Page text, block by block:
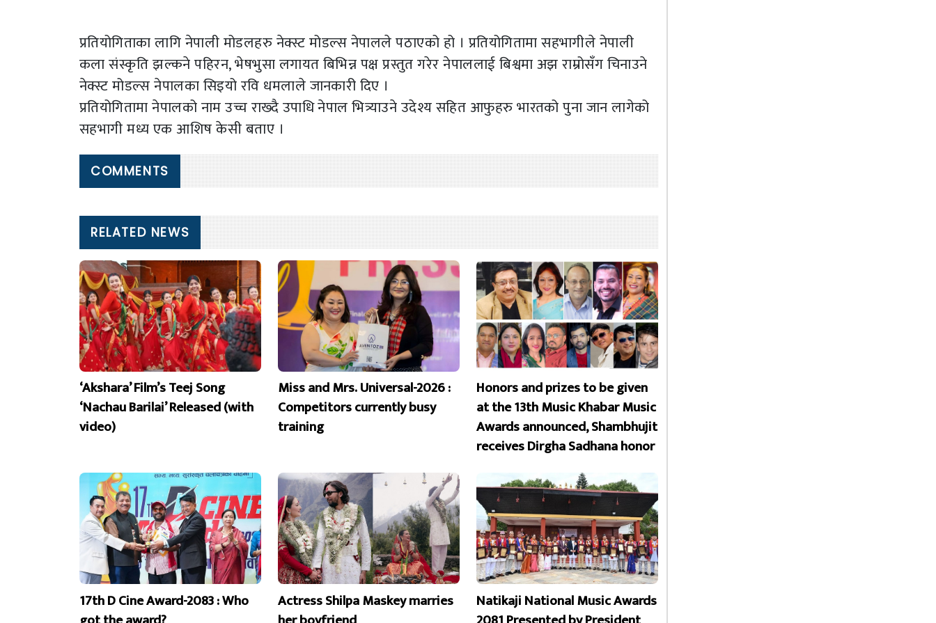
प्रतियोगिताका लागि नेपाली मोडलहरु नेक्स्ट मोडल्स नेपालले पठाएको हो । प्रतियोगितामा सहभागीले नेपाली
कला संस्कृति झल्कने पहिरन, भेषभुसा लगायत बिभिन्न पक्ष प्रस्तुत गरेर नेपाललाई बिश्वमा अझ राम्रोसँग चिनाउने
नेक्स्ट मोडल्स नेपालका सिइयो रवि धमलाले जानकारी दिए ।
प्रतियोगितामा नेपालको नाम उच्च राख्दै उपाधि नेपाल भित्र्याउने उदेश्य सहित आफुहरु भारतको पुना जान लागेको
सहभागी मध्य एक आशिष केसी बताए ।
COMMENTS
RELATED NEWS
‘Akshara’ Film’s Teej Song
‘Nachau Barilai’ Released (with
video)
Miss and Mrs. Universal-2026 :
Competitors currently busy
training
Honors and prizes to be given
at the 13th Music Khabar Music
Awards announced, Shambhujit
receives Dirgha Sadhana honor
17th D Cine Award-2083 : Who
Actress Shilpa Maskey marries
Natikaji National Music Awards